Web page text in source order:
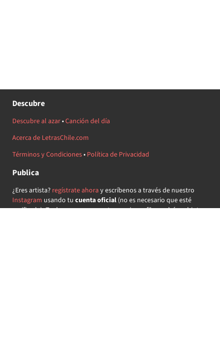
Descubre
Descubre al azar•Canción del día
Acerca de LetrasChile.com
Términos y Condiciones• Política de Privacidad
Publica
¿Eres artista? regístrate ahora y escríbenos a través de nuestro
Instagram usando tu cuenta oficial(no es necesario que esté
verificada) ¡Te daremos acceso a tu propio perfil y podrás subir tus